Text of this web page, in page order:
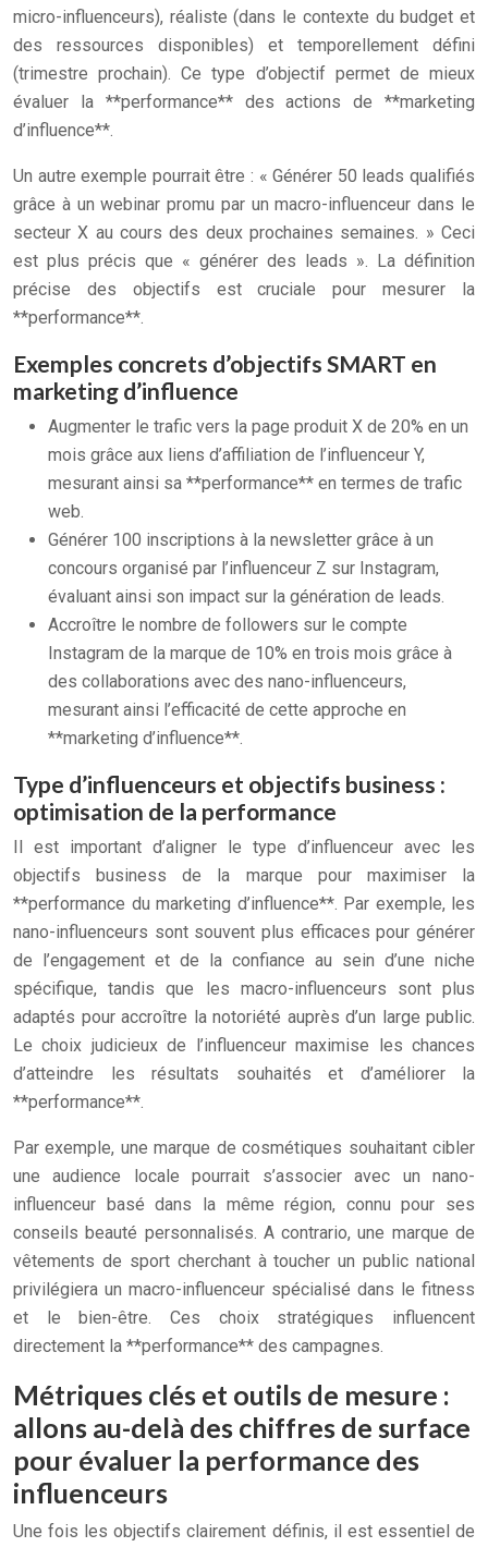
micro-influenceurs), réaliste (dans le contexte du budget et
des ressources disponibles) et temporellement défini
(trimestre prochain). Ce type d’objectif permet de mieux
évaluer la **performance** des actions de **marketing
d’influence**.
Un autre exemple pourrait être : « Générer 50 leads qualifiés
grâce à un webinar promu par un macro-influenceur dans le
secteur X au cours des deux prochaines semaines. » Ceci
est plus précis que « générer des leads ». La définition
précise des objectifs est cruciale pour mesurer la
**performance**.
Exemples concrets d’objectifs SMART en
marketing d’influence
Augmenter le trafic vers la page produit X de 20% en un
mois grâce aux liens d’affiliation de l’influenceur Y,
mesurant ainsi sa **performance** en termes de trafic
web.
Générer 100 inscriptions à la newsletter grâce à un
concours organisé par l’influenceur Z sur Instagram,
évaluant ainsi son impact sur la génération de leads.
Accroître le nombre de followers sur le compte
Instagram de la marque de 10% en trois mois grâce à
des collaborations avec des nano-influenceurs,
mesurant ainsi l’efficacité de cette approche en
**marketing d’influence**.
Type d’influenceurs et objectifs business :
optimisation de la performance
Il est important d’aligner le type d’influenceur avec les
objectifs business de la marque pour maximiser la
**performance du marketing d’influence**. Par exemple, les
nano-influenceurs sont souvent plus efficaces pour générer
de l’engagement et de la confiance au sein d’une niche
spécifique, tandis que les macro-influenceurs sont plus
adaptés pour accroître la notoriété auprès d’un large public.
Le choix judicieux de l’influenceur maximise les chances
d’atteindre les résultats souhaités et d’améliorer la
**performance**.
Par exemple, une marque de cosmétiques souhaitant cibler
une audience locale pourrait s’associer avec un nano-
influenceur basé dans la même région, connu pour ses
conseils beauté personnalisés. A contrario, une marque de
vêtements de sport cherchant à toucher un public national
privilégiera un macro-influenceur spécialisé dans le fitness
et le bien-être. Ces choix stratégiques influencent
directement la **performance** des campagnes.
Métriques clés et outils de mesure :
allons au-delà des chiffres de surface
pour évaluer la performance des
influenceurs
Une fois les objectifs clairement définis, il est essentiel de